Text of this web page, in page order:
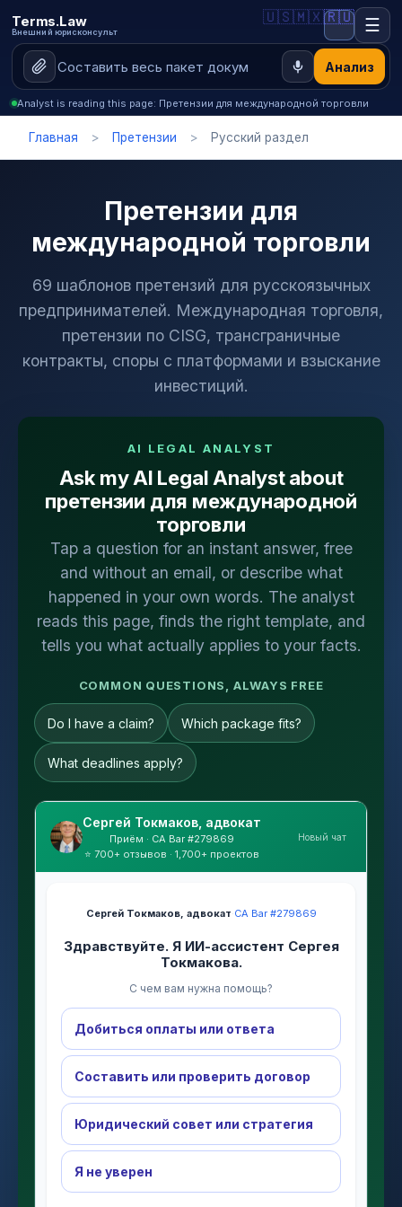
Terms.Law
Внешний юрисконсульт
Анализ
🇺🇸🇲🇽🇷🇺 ☰
Analyst is reading this page: Претензии для международной торговли
Главная > Претензии > Русский раздел
Претензии для
международной торговли
69 шаблонов претензий для русскоязычных
предпринимателей. Международная торговля,
претензии по CISG, трансграничные
контракты, споры с платформами и взыскание
инвестиций.
AI LEGAL ANALYST
Ask my AI Legal Analyst about
претензии для международной
торговли
Tap a question for an instant answer, free
and without an email, or describe what
happened in your own words. The analyst
reads this page, finds the right template, and
tells you what actually applies to your facts.
COMMON QUESTIONS, ALWAYS FREE
Do I have a claim? Which package fits?
What deadlines apply?
Сергей Токмаков, адвокат
Приём · CA Bar #279869
⭐ 700+ отзывов · 1,700+ проектов
Новый чат
Сергей Токмаков, адвокат·CA Bar #279869
Здравствуйте. Я ИИ-ассистент Сергея
Токмакова.
С чем вам нужна помощь?
Добиться оплаты или ответа
Составить или проверить договор
Юридический совет или стратегия
Я не уверен